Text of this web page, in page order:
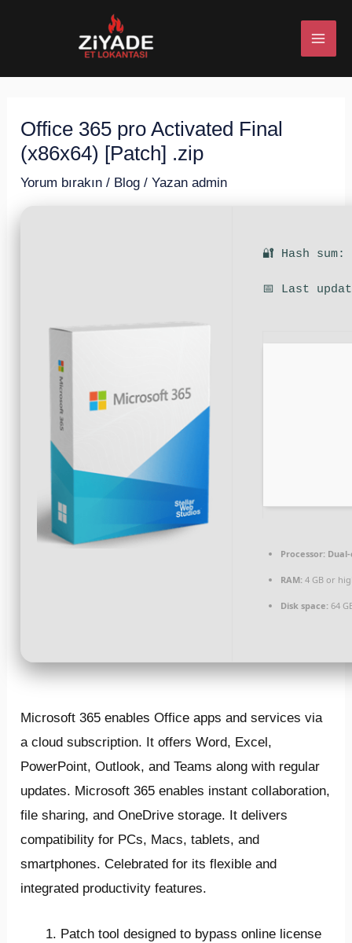
Office 365 pro Activated Final
(x86x64) [Patch] .zip
Yorum bırakın / Blog / Yazan admin
🔐 Hash sum:
📅 Last
Processor:
RAM: 4 GB or
Disk space: 64
Microsoft 365 enables Office apps and services via
a cloud subscription. It offers Word, Excel,
PowerPoint, Outlook, and Teams along with regular
updates. Microsoft 365 enables instant collaboration,
file sharing, and OneDrive storage. It delivers
compatibility for PCs, Macs, tablets, and
smartphones. Celebrated for its flexible and
integrated productivity features.
Patch tool designed to bypass online license